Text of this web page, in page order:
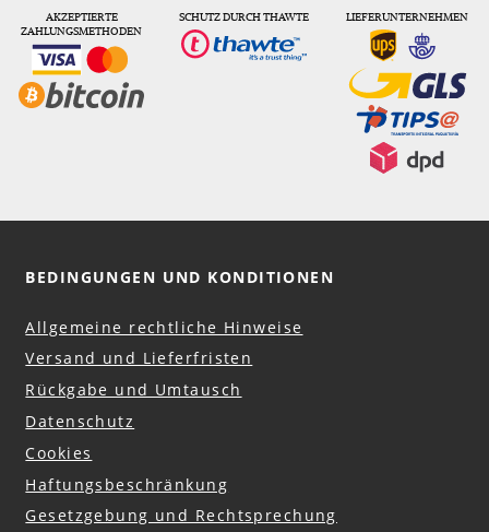
AKZEPTIERTE
ZAHLUNGSMETHODEN
SCHUTZ DURCH THAWTE LIEFERUNTERNEHMEN
BEDINGUNGEN UND KONDITIONEN
Allgemeine rechtliche Hinweise
Versand und Lieferfristen
Rückgabe und Umtausch
Datenschutz
Cookies
Haftungsbeschränkung
Gesetzgebung und Rechtsprechung